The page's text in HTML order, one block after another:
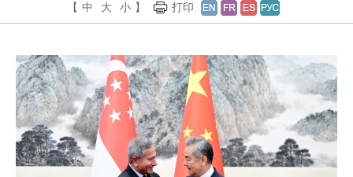
【 中 大 小 】 打印